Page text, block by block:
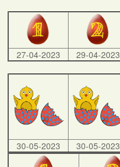
27-04-2023 29-04-2023
30-05-2023 30-05-2023